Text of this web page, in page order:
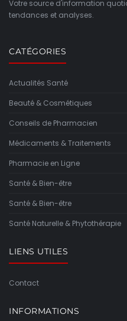
Votre source d'information
tendances et analyses.
CATÉGORIES
Actualités Santé
Beauté & Cosmétiques
Conseils de Pharmacien
Médicaments & Traitements
Pharmacie en Ligne
Santé & Bien-être
Santé & Bien-être
Santé Naturelle & Phytothérapie
LIENS UTILES
Contact
INFORMATIONS